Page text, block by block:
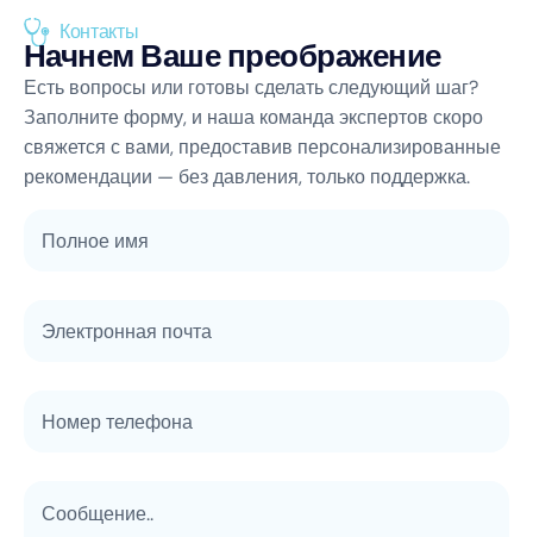
Контакты
Начнем Ваше преображение
Есть вопросы или готовы сделать следующий шаг?
Заполните форму, и наша команда экспертов скоро
свяжется с вами, предоставив персонализированные
рекомендации — без давления, только поддержка.